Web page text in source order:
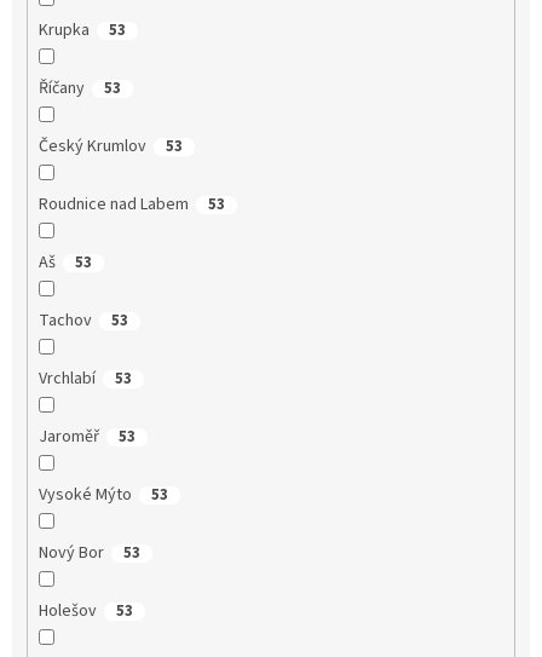
Krupka 53
Říčany 53
Český Krumlov 53
Roudnice nad Labem 53
Aš 53
Tachov 53
Vrchlabí 53
Jaroměř 53
Vysoké Mýto 53
Nový Bor 53
Holešov 53